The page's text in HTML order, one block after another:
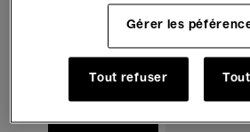
Musique électronique
Pour tous Kids’ Palace
Gérer les
Tout refuser